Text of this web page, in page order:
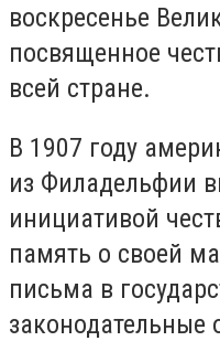
воскресенье
посвященное
всей стране.
В 1907 году
из Филадельфии
инициативой
память о своей
письма в